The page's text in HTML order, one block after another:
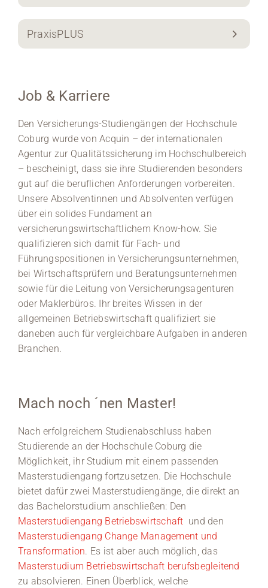
PraxisPLUS
Job & Karriere
Den Versicherungs-Studiengängen der Hochschule
Coburg wurde von Acquin – der internationalen
Agentur zur Qualitätssicherung im Hochschulbereich
– bescheinigt, dass sie ihre Studierenden besonders
gut auf die beruflichen Anforderungen vorbereiten.
Unsere Absolventinnen und Absolventen verfügen
über ein solides Fundament an
versicherungswirtschaftlichem Know-how. Sie
qualifizieren sich damit für Fach- und
Führungspositionen in Versicherungsunternehmen,
bei Wirtschaftsprüfern und Beratungsunternehmen
sowie für die Leitung von Versicherungsagenturen
oder Maklerbüros. Ihr breites Wissen in der
allgemeinen Betriebswirtschaft qualifiziert sie
daneben auch für vergleichbare Aufgaben in anderen
Branchen.
Mach noch ´nen Master!
Nach erfolgreichem Studienabschluss haben
Studierende an der Hochschule Coburg die
Möglichkeit, ihr Studium mit einem passenden
Masterstudiengang fortzusetzen. Die Hochschule
bietet dafür zwei Masterstudiengänge, die direkt an
das Bachelorstudium anschließen: Den
Masterstudiengang Betriebswirtschaft und den
Masterstudiengang Change Management und
Transformation. Es ist aber auch möglich, das
Masterstudium Betriebswirtschaft berufsbegleitend
zu absolvieren. Einen Überblick, welche